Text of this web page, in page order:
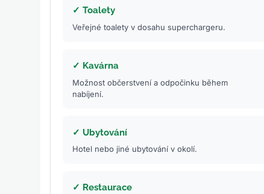
✓ Toalety
Veřejné toalety v dosahu superchargeru.
✓ Kavárna
Možnost občerstvení a odpočinku během
nabíjení.
✓ Ubytování
Hotel nebo jiné ubytování v okolí.
✓ Restaurace